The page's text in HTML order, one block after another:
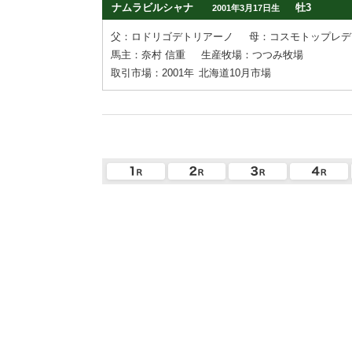
ナムラビルシャナ
2001年3月17日生 牡3
父：ロドリゴデトリアーノ
母：コスモトップレ
馬主：奈村 信重
生産牧場：つつみ牧場
取引市場：2001年 北海道10月市場